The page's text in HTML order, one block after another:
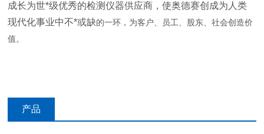
成长为世*级优秀的检测仪器供应商，使奥德赛创成为人类
现代化事业中不*或缺的一环，为客户、员工、股东、社会创造价
值。
产品